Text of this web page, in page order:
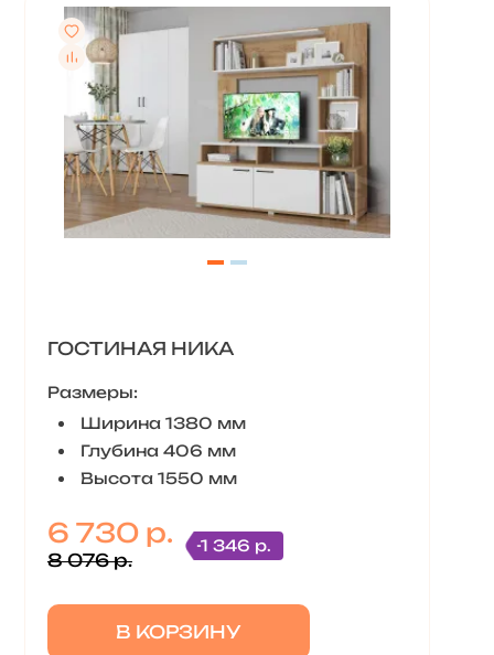
ГОСТИНАЯ НИКА
Размеры:
Ширина 1380 мм
Глубина 406 мм
Высота 1550 мм
6 730 р.
8 076 р.
-1 346 р.
В КОРЗИНУ